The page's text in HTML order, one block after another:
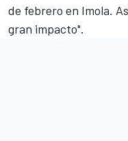
de febrero en Imola.
gran impacto".